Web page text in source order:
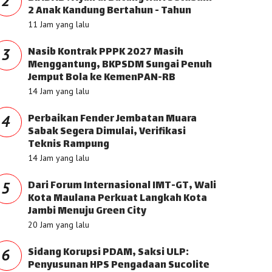
2 Anak Kandung Bertahun - Tahun
11 Jam yang lalu
3 Nasib Kontrak PPPK 2027 Masih
Menggantung, BKPSDM Sungai Penuh
Jemput Bola ke KemenPAN-RB
14 Jam yang lalu
4 Perbaikan Fender Jembatan Muara
Sabak Segera Dimulai, Verifikasi
Teknis Rampung
14 Jam yang lalu
5 Dari Forum Internasional IMT-GT, Wali
Kota Maulana Perkuat Langkah Kota
Jambi Menuju Green City
20 Jam yang lalu
6 Sidang Korupsi PDAM, Saksi ULP:
Penyusunan HPS Pengadaan Sucolite